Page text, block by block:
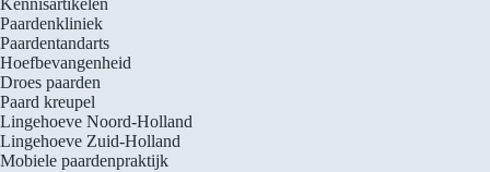
Kennisartikelen
Paardenkliniek
Paardentandarts
Hoefbevangenheid
Droes paarden
Paard kreupel
Lingehoeve Noord-Holland
Lingehoeve Zuid-Holland
Mobiele paardenpraktijk